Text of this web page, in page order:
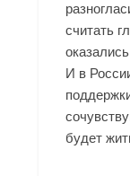
считать
И в
будет